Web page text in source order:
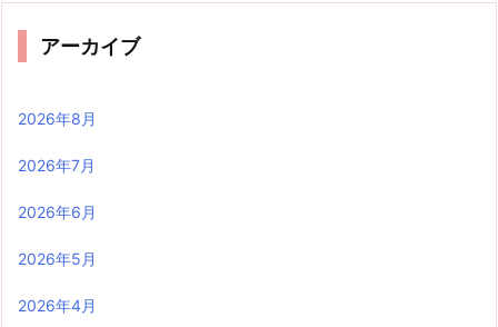
アーカイブ
2026年8月
2026年7月
2026年6月
2026年5月
2026年4月